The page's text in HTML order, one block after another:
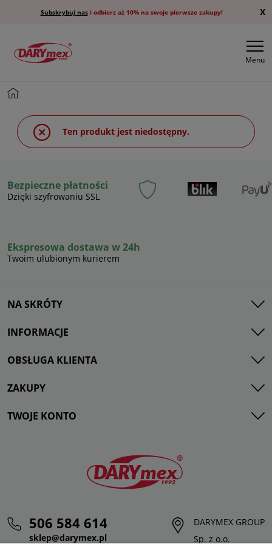
Subskrybuj nasi odbierz aż 10% na swoje pierwsze zakupy! X
Menu
Ten produkt jest niedostępny.
Bezpieczne płatności
Dzięki szyfrowaniu SSL
Ekspresowa dostawa w 24h
Twoim ulubionym kurierem
NA SKRÓTY
INFORMACJE
OBSŁUGA KLIENTA
ZAKUPY
TWOJE KONTO
506 584 614
sklep@darymex.pl
DARYMEX GROUP
Sp. z o.o.